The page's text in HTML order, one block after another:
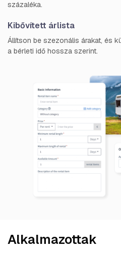
százaléka.
Kibővített árlista
Állítson be szezonális árakat, és
a bérleti idő hossza szerint.
Alkalmazottak